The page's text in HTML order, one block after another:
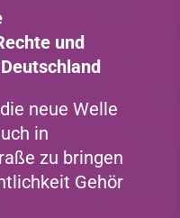
und
neue Welle
in
zu bringen
Gehör